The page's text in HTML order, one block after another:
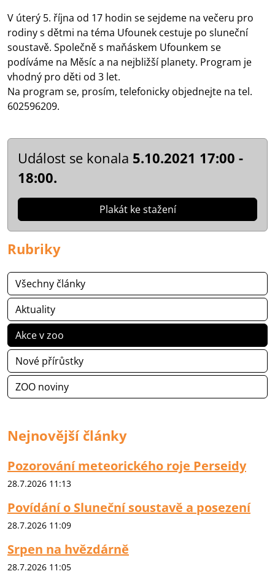
V úterý 5. října od 17 hodin se sejdeme na večeru pro
rodiny s dětmi na téma Ufounek cestuje po sluneční
soustavě. Společně s maňáskem Ufounkem se
podíváme na Měsíc a na nejbližší planety. Program je
vhodný pro děti od 3 let.
Na program se, prosím, telefonicky objednejte na tel.
602596209.
Událost se konala 5.10.2021 17:00 -
18:00.
Plakát ke stažení
Rubriky
Všechny články
Aktuality
Akce v zoo
Nové přírůstky
ZOO noviny
Nejnovější články
Pozorování meteorického roje Perseidy
28.7.2026 11:13
Povídání o Sluneční soustavě a posezení
28.7.2026 11:09
Srpen na hvězdárně
28.7.2026 11:05